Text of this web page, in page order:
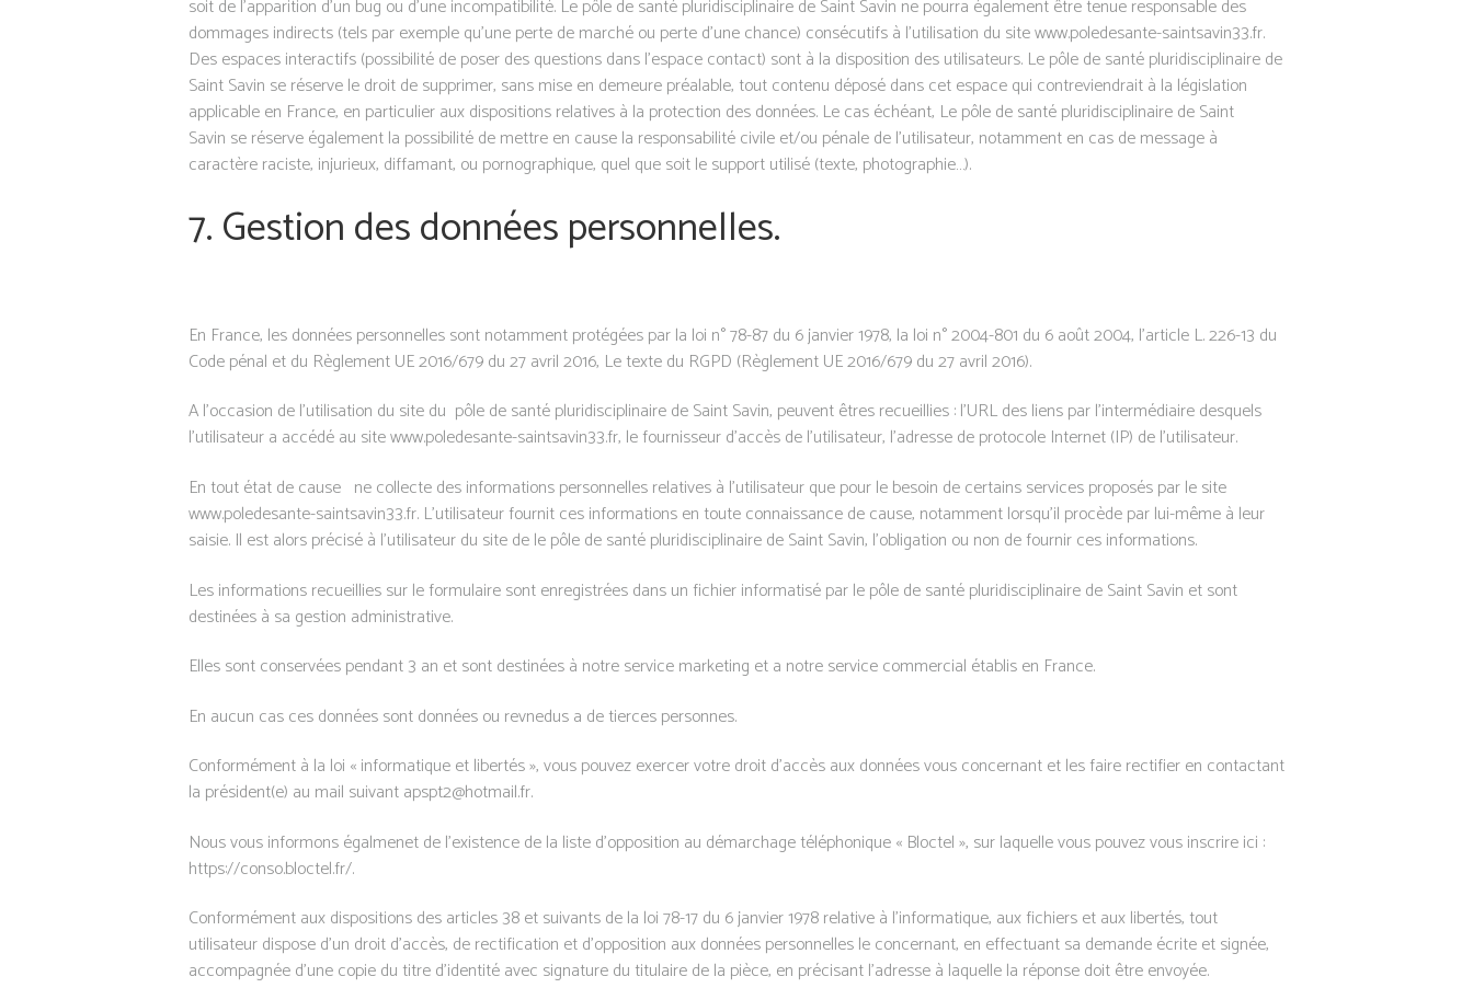
soit de l’apparition d’un bug ou d’une incompatibilité. Le pôle de santé pluridisciplinaire de Saint Savin ne pourra également être tenue responsable des
dommages indirects (tels par exemple qu’une perte de marché ou perte d’une chance) consécutifs à l’utilisation du site www.poledesante-saintsavin33.fr.
Des espaces interactifs (possibilité de poser des questions dans l’espace contact) sont à la disposition des utilisateurs. Le pôle de santé pluridisciplinaire de
Saint Savin se réserve le droit de supprimer, sans mise en demeure préalable, tout contenu déposé dans cet espace qui contreviendrait à la législation
applicable en France, en particulier aux dispositions relatives à la protection des données. Le cas échéant, Le pôle de santé pluridisciplinaire de Saint
Savin se réserve également la possibilité de mettre en cause la responsabilité civile et/ou pénale de l’utilisateur, notamment en cas de message à
caractère raciste, injurieux, diffamant, ou pornographique, quel que soit le support utilisé (texte, photographie…).
7. Gestion des données personnelles.
En France, les données personnelles sont notamment protégées par la loi n° 78-87 du 6 janvier 1978, la loi n° 2004-801 du 6 août 2004, l’article L. 226-13 du
Code pénal et du Règlement UE 2016/679 du 27 avril 2016, Le texte du RGPD (Règlement UE 2016/679 du 27 avril 2016).
A l’occasion de l’utilisation du site du pôle de santé pluridisciplinaire de Saint Savin, peuvent êtres recueillies : l’URL des liens par l’intermédiaire desquels
l’utilisateur a accédé au site www.poledesante-saintsavin33.fr, le fournisseur d’accès de l’utilisateur, l’adresse de protocole Internet (IP) de l’utilisateur.
En tout état de cause ne collecte des informations personnelles relatives à l’utilisateur que pour le besoin de certains services proposés par le site
www.poledesante-saintsavin33.fr. L’utilisateur fournit ces informations en toute connaissance de cause, notamment lorsqu’il procède par lui-même à leur
saisie. Il est alors précisé à l’utilisateur du site de le pôle de santé pluridisciplinaire de Saint Savin, l’obligation ou non de fournir ces informations.
Les informations recueillies sur le formulaire sont enregistrées dans un fichier informatisé par le pôle de santé pluridisciplinaire de Saint Savin et sont
destinées à sa gestion administrative.
Elles sont conservées pendant 3 an et sont destinées à notre service marketing et a notre service commercial établis en France.
En aucun cas ces données sont données ou revnedus a de tierces personnes.
Conformément à la loi « informatique et libertés », vous pouvez exercer votre droit d’accès aux données vous concernant et les faire rectifier en contactant
la président(e) au mail suivant apspt2@hotmail.fr.
Nous vous informons égalmenet de l’existence de la liste d’opposition au démarchage téléphonique « Bloctel », sur laquelle vous pouvez vous inscrire ici :
https://conso.bloctel.fr/.
Conformément aux dispositions des articles 38 et suivants de la loi 78-17 du 6 janvier 1978 relative à l’informatique, aux fichiers et aux libertés, tout
utilisateur dispose d’un droit d’accès, de rectification et d’opposition aux données personnelles le concernant, en effectuant sa demande écrite et signée,
accompagnée d’une copie du titre d’identité avec signature du titulaire de la pièce, en précisant l’adresse à laquelle la réponse doit être envoyée.